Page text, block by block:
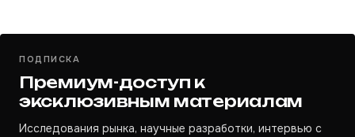
ПОДПИСКА
Премиум-доступ к
эксклюзивным материалам
Исследования рынка, научные разработки, интервью с